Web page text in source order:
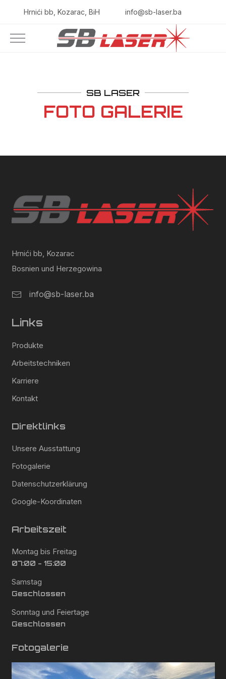
Hrnići bb, Kozarac, BiH info@sb-laser.ba
SB LASER
FOTO GALERIE
Hrnići bb, Kozarac
Bosnien und Herzegowina
info@sb-laser.ba
Links
Produkte
Arbeitstechniken
Karriere
Kontakt
Direktlinks
Unsere Ausstattung
Fotogalerie
Datenschutzerklärung
Google-Koordinaten
Arbeitszeit
Montag bis Freitag
07:00 - 15:00
Samstag
Geschlossen
Sonntag und Feiertage
Geschlossen
Fotogalerie